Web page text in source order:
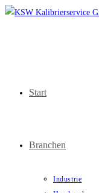
Zum
Start
Branchen
Industrie